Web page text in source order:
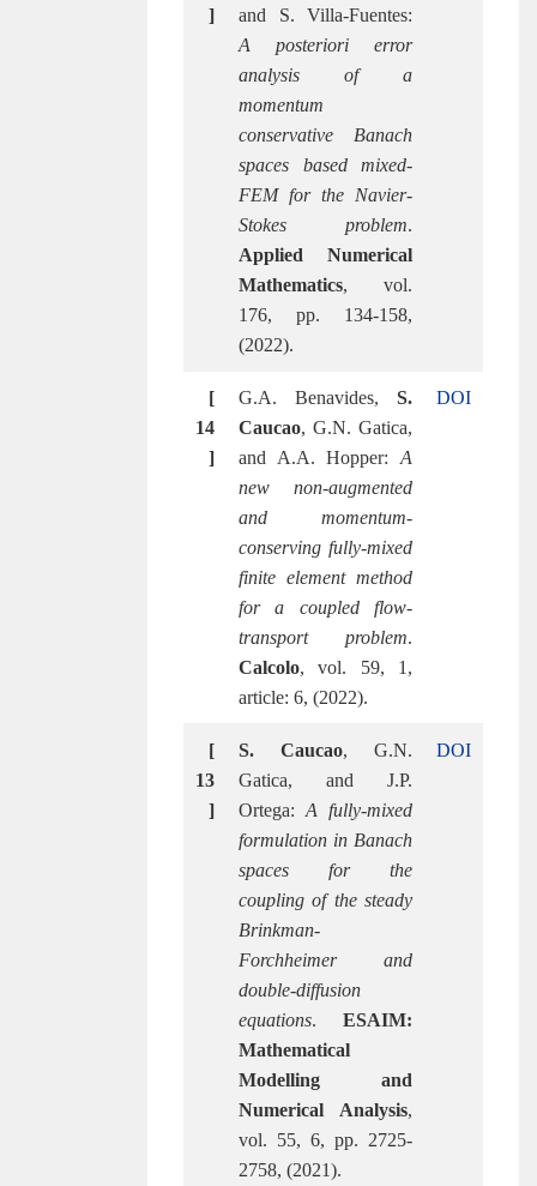
]
and S. Villa-Fuentes:
A posteriori error
analysis of a
momentum
conservative Banach
spaces based mixed-
FEM for the Navier-
Stokes problem.
Applied Numerical
Mathematics, vol.
176, pp. 134-158,
(2022).
[
14
]
G.A. Benavides,S.
Caucao, G.N. Gatica,
and A.A. Hopper:A
new non-augmented
and momentum-
conserving fully-mixed
finite element method
for a coupled flow-
transport problem.
Calcolo, vol. 59, 1,
article: 6, (2022).
DOI
[
13
]
S. Caucao, G.N.
Gatica, and J.P.
Ortega: A fully-mixed
formulation in Banach
spaces for the
coupling of the steady
Brinkman-
Forchheimer and
double-diffusion
equations.ESAIM:
Mathematical
Modelling and
Numerical Analysis,
vol. 55, 6, pp. 2725-
2758, (2021).
DOI